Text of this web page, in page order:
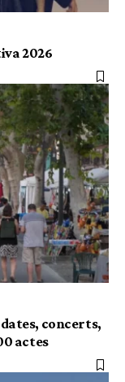
2026
concerts,
actes